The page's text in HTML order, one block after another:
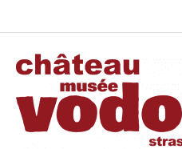
contenu